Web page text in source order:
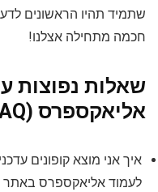
שתמיד תהיו הראשונים
חכמה מתחילה אצלנו!
שאלות נפוצות
אליאקספרס (FAQ)
איך אני מוצא קופונים
לעמוד אליאקספרס באתר